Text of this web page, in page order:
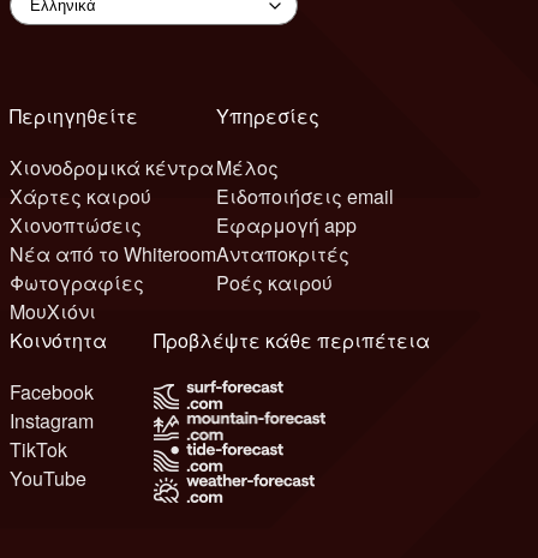
Περιηγηθείτε
Χιονοδρομικά κέντρα
Χάρτες καιρού
Χιονοπτώσεις
Νέα από το Whiteroom
Φωτογραφίες
ΜουΧιόνι
Υπηρεσίες
Μέλος
Ειδοποιήσεις email
Εφαρμογή app
Ανταποκριτές
Ροές καιρού
Κοινότητα
Facebook
Instagram
TikTok
YouTube
Προβλέψτε κάθε περιπέτεια